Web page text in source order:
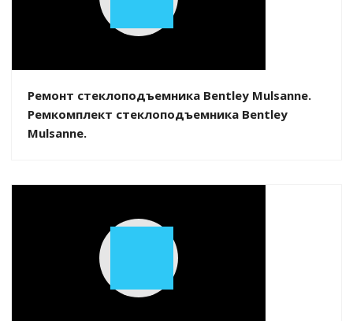
Play
Ремонт стеклоподъемника Bentley Mulsanne.
Ремкомплект стеклоподъемника Bentley
Mulsanne.
Play